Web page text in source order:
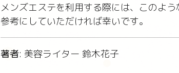
メンズエステを利用する際には、このよ
参考にしていただければ幸いです。
著者: 美容ライター 鈴木花子